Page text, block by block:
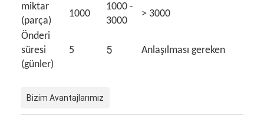
miktar
(parça)
1000
1000 -
3000
> 3000
Önderi
süresi
(günler)
5 5 Anlaşılması gereken
Bizim Avantajlarımız